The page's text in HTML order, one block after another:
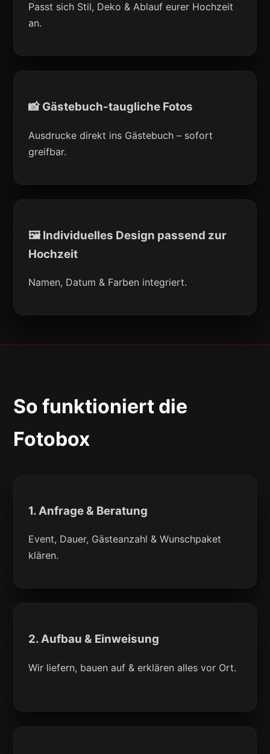
Passt sich Stil, Deko & Ablauf eurer Hochzeit
an.
📸 Gästebuch-taugliche Fotos
Ausdrucke direkt ins Gästebuch – sofort
greifbar.
🖼 Individuelles Design passend zur
Hochzeit
Namen, Datum & Farben integriert.
So funktioniert die
Fotobox
1. Anfrage & Beratung
Event, Dauer, Gästeanzahl & Wunschpaket
klären.
2. Aufbau & Einweisung
Wir liefern, bauen auf & erklären alles vor Ort.